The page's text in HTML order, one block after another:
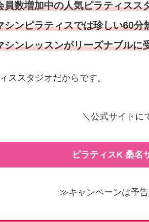
員数増加中の人気ピラティスス
シンピラティスでは珍しい60分
シンレッスンがリーズナブルに
ススタジオだからです。
＼公式サイトに
ピラティスK 桑名
≫キャンペーンは予